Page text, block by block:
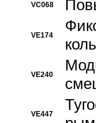
VC068
VE174
VE240
VE447